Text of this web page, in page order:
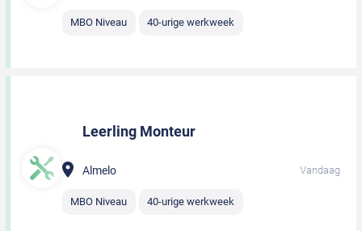
MBO Niveau 40-urige werkweek
Leerling Monteur
Almelo Vandaag
MBO Niveau 40-urige werkweek